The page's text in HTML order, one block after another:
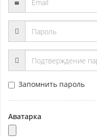
Запомнить пароль
Аватарка